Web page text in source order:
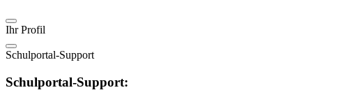
Ihr Profil
Schulportal-Support
Schulportal-Support: